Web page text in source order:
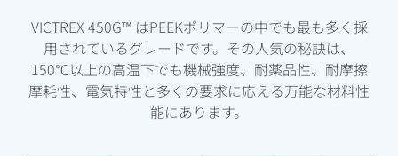
VICTREX 450G™ はPEEKポリマーの中でも最も多く採
用されているグレードです。その人気の秘訣は、
150℃以上の高温下でも機械強度、耐薬品性、耐摩擦
摩耗性、電気特性と多くの要求に応える万能な材料性
能にあります。